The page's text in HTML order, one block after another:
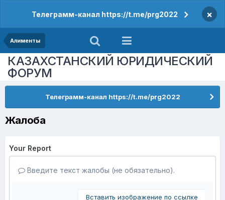
Телеграмм-канал https://t.me/prg2022 ×
Алименты
КАЗАХСТАНСКИЙ ЮРИДИЧЕСКИЙ
ФОРУМ
Телеграмм-канал https://t.me/prg2022
Жалоба
Your Report
Введите текст жалобы (не обязательно).
Вставить изображение по ссылке